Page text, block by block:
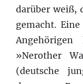
darüber weiß,
gemacht.
Angehörigen
»Nerother
(deutsche